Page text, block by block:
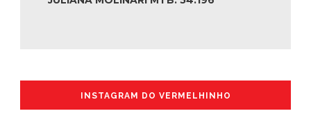
INSTAGRAM DO VERMELHINHO